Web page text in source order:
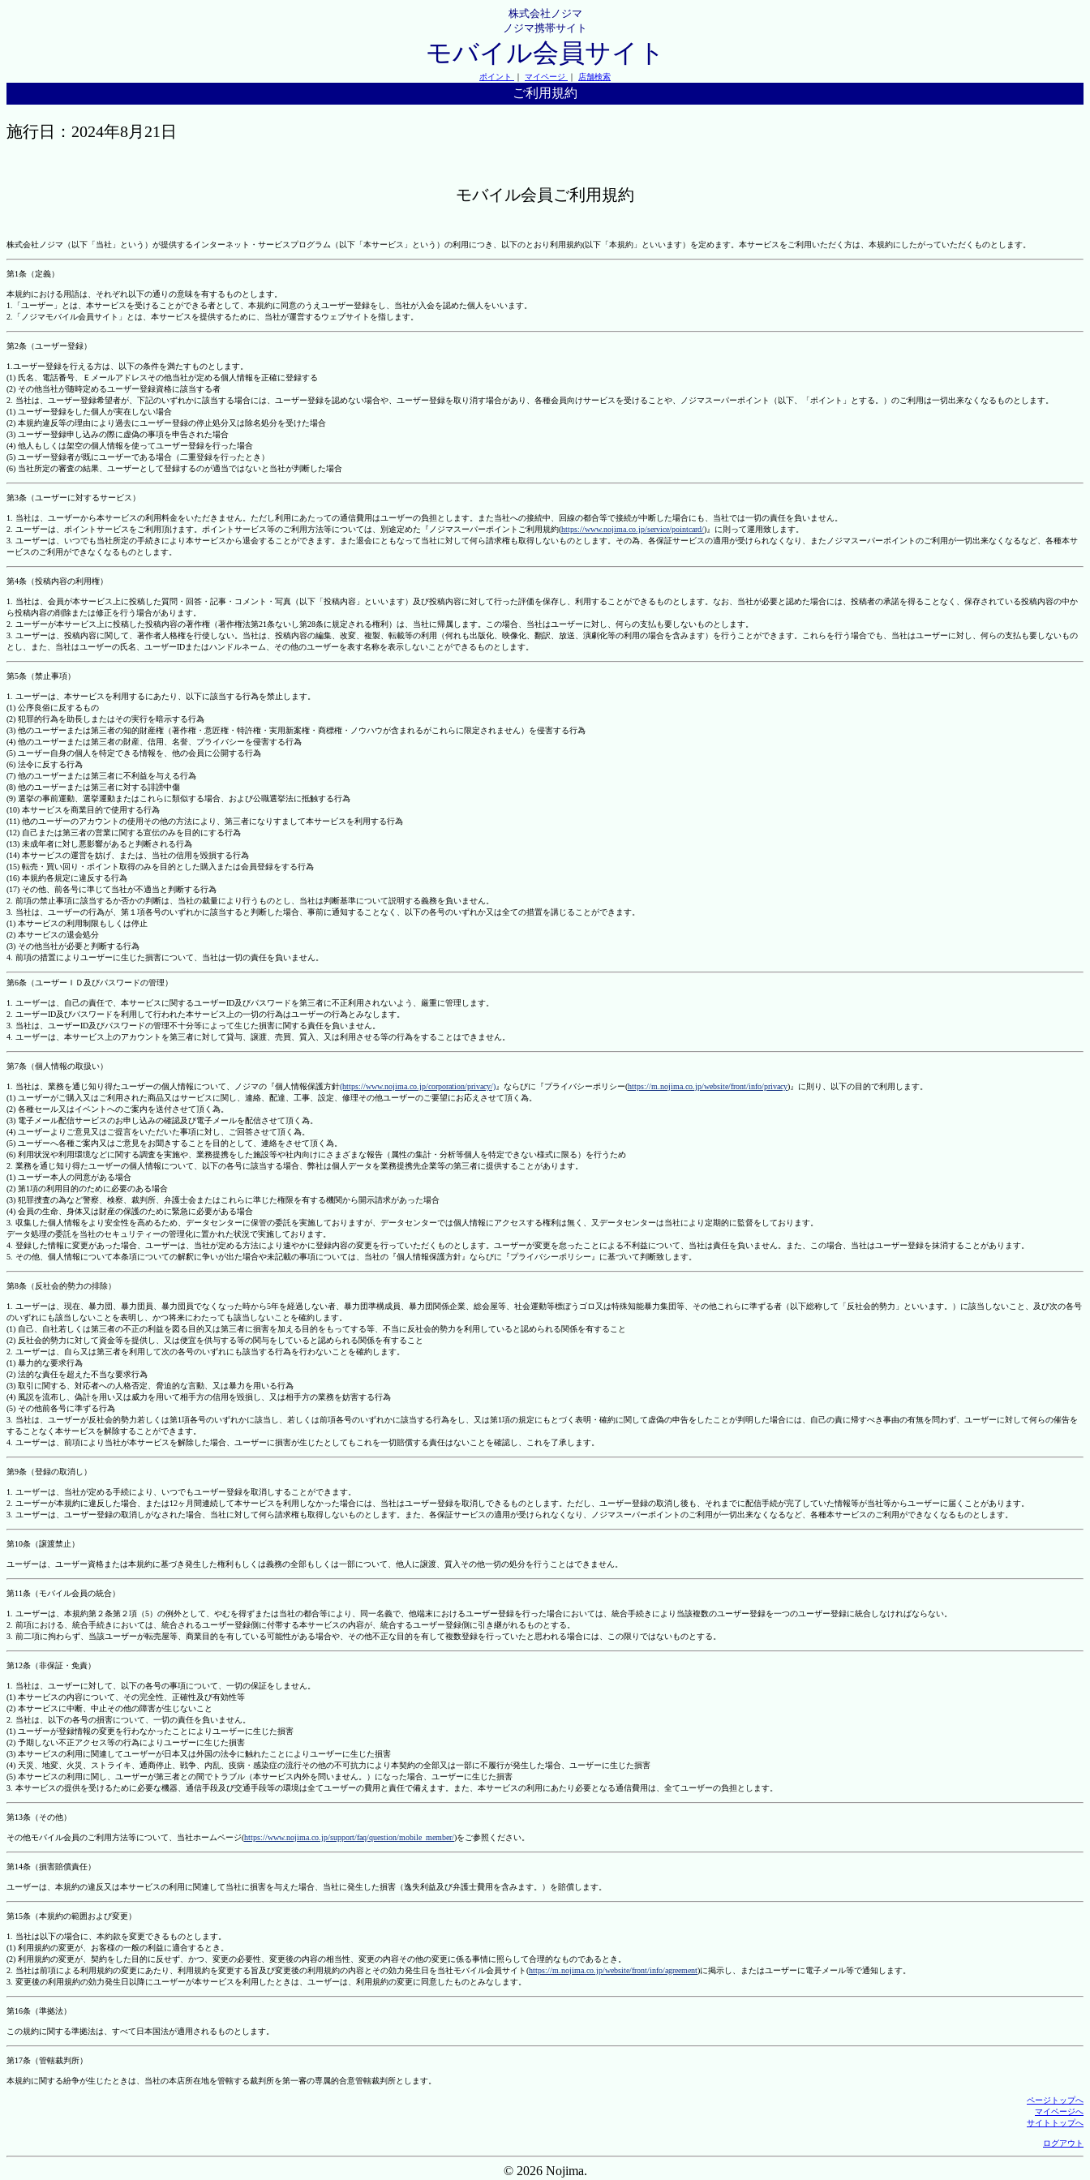
株式会社ノジマ
ノジマ携帯サイト
モバイル会員サイト
ポイント ｜ マイページ ｜ 店舗検索
ご利用規約
施行日：2024年8月21日
モバイル会員ご利用規約
株式会社ノジマ（以下「当社」という）が提供するインターネット・サービスプログラム（以下「本サービス」という）の利用につき、以下のとおり利用規約(以下「本規約」といいます）を定めます。本サービスをご利用いただく方は、本規約にしたがっていただくものとします。
第1条（定義）
本規約における用語は、それぞれ以下の通りの意味を有するものとします。
1.「ユーザー」とは、本サービスを受けることができる者として、本規約に同意のうえユーザー登録をし、当社が入会を認めた個人をいいます。
2.「ノジマモバイル会員サイト」とは、本サービスを提供するために、当社が運営するウェブサイトを指します。
第2条（ユーザー登録）
1.ユーザー登録を行える方は、以下の条件を満たすものとします。
(1) 氏名、電話番号、Ｅメールアドレスその他当社が定める個人情報を正確に登録する
(2) その他当社が随時定めるユーザー登録資格に該当する者
2. 当社は、ユーザー登録希望者が、下記のいずれかに該当する場合には、ユーザー登録を認めない場合や、ユーザー登録を取り消す場合があり、各種会員向けサービスを受けることや、ノジマスーパーポイント（以下、「ポイント」とする。）のご利用は一切出来なくなるものとします。
(1) ユーザー登録をした個人が実在しない場合
(2) 本規約違反等の理由により過去にユーザー登録の停止処分又は除名処分を受けた場合
(3) ユーザー登録申し込みの際に虚偽の事項を申告された場合
(4) 他人もしくは架空の個人情報を使ってユーザー登録を行った場合
(5) ユーザー登録者が既にユーザーである場合（二重登録を行ったとき）
(6) 当社所定の審査の結果、ユーザーとして登録するのが適当ではないと当社が判断した場合
第3条（ユーザーに対するサービス）
1. 当社は、ユーザーから本サービスの利用料金をいただきません。ただし利用にあたっての通信費用はユーザーの負担とします。また当社への接続中、回線の都合等で接続が中断した場合にも、当社では一切の責任を負いません。
2. ユーザーは、ポイントサービスをご利用頂けます。ポイントサービス等のご利用方法等については、別途定めた『ノジマスーパーポイントご利用規約(https://www.nojima.co.jp/service/pointcard/)』に則って運用致します。
3. ユーザーは、いつでも当社所定の手続きにより本サービスから退会することができます。また退会にともなって当社に対して何ら請求権も取得しないものとします。その為、各保証サービスの適用が受けられなくなり、またノジマスーパーポイントのご利用が一切出来なくなるなど、各種本サ
ービスのご利用ができなくなるものとします。
第4条（投稿内容の利用権）
1. 当社は、会員が本サービス上に投稿した質問・回答・記事・コメント・写真（以下「投稿内容」といいます）及び投稿内容に対して行った評価を保存し、利用することができるものとします。なお、当社が必要と認めた場合には、投稿者の承諾を得ることなく、保存されている投稿内容の中か
ら投稿内容の削除または修正を行う場合があります。
2. ユーザーが本サービス上に投稿した投稿内容の著作権（著作権法第21条ないし第28条に規定される権利）は、当社に帰属します。この場合、当社はユーザーに対し、何らの支払も要しないものとします。
3. ユーザーは、投稿内容に関して、著作者人格権を行使しない。当社は、投稿内容の編集、改変、複製、転載等の利用（何れも出版化、映像化、翻訳、放送、演劇化等の利用の場合を含みます）を行うことができます。これらを行う場合でも、当社はユーザーに対し、何らの支払も要しないもの
とし、また、当社はユーザーの氏名、ユーザーIDまたはハンドルネーム、その他のユーザーを表す名称を表示しないことができるものとします。
第5条（禁止事項）
1. ユーザーは、本サービスを利用するにあたり、以下に該当する行為を禁止します。
(1) 公序良俗に反するもの
(2) 犯罪的行為を助長しまたはその実行を暗示する行為
(3) 他のユーザーまたは第三者の知的財産権（著作権・意匠権・特許権・実用新案権・商標権・ノウハウが含まれるがこれらに限定されません）を侵害する行為
(4) 他のユーザーまたは第三者の財産、信用、名誉、プライバシーを侵害する行為
(5) ユーザー自身の個人を特定できる情報を、他の会員に公開する行為
(6) 法令に反する行為
(7) 他のユーザーまたは第三者に不利益を与える行為
(8) 他のユーザーまたは第三者に対する誹謗中傷
(9) 選挙の事前運動、選挙運動またはこれらに類似する場合、および公職選挙法に抵触する行為
(10) 本サービスを商業目的で使用する行為
(11) 他のユーザーのアカウントの使用その他の方法により、第三者になりすまして本サービスを利用する行為
(12) 自己または第三者の営業に関する宣伝のみを目的にする行為
(13) 未成年者に対し悪影響があると判断される行為
(14) 本サービスの運営を妨げ、または、当社の信用を毀損する行為
(15) 転売・買い回り・ポイント取得のみを目的とした購入または会員登録をする行為
(16) 本規約各規定に違反する行為
(17) その他、前各号に準じて当社が不適当と判断する行為
2. 前項の禁止事項に該当するか否かの判断は、当社の裁量により行うものとし、当社は判断基準について説明する義務を負いません。
3. 当社は、ユーザーの行為が、第１項各号のいずれかに該当すると判断した場合、事前に通知することなく、以下の各号のいずれか又は全ての措置を講じることができます。
(1) 本サービスの利用制限もしくは停止
(2) 本サービスの退会処分
(3) その他当社が必要と判断する行為
4. 前項の措置によりユーザーに生じた損害について、当社は一切の責任を負いません。
第6条（ユーザーＩＤ及びパスワードの管理）
1. ユーザーは、自己の責任で、本サービスに関するユーザーID及びパスワードを第三者に不正利用されないよう、厳重に管理します。
2. ユーザーID及びパスワードを利用して行われた本サービス上の一切の行為はユーザーの行為とみなします。
3. 当社は、ユーザーID及びパスワードの管理不十分等によって生じた損害に関する責任を負いません。
4. ユーザーは、本サービス上のアカウントを第三者に対して貸与、譲渡、売買、質入、又は利用させる等の行為をすることはできません。
第7条（個人情報の取扱い）
1. 当社は、業務を通じ知り得たユーザーの個人情報について、ノジマの『個人情報保護方針(https://www.nojima.co.jp/corporation/privacy/)』ならびに『プライバシーポリシー(https://m.nojima.co.jp/website/front/info/privacy)』に則り、以下の目的で利用します。
(1) ユーザーがご購入又はご利用された商品又はサービスに関し、連絡、配達、工事、設定、修理その他ユーザーのご要望にお応えさせて頂く為。
(2) 各種セール又はイベントへのご案内を送付させて頂く為。
(3) 電子メール配信サービスのお申し込みの確認及び電子メールを配信させて頂く為。
(4) ユーザーよりご意見又はご提言をいただいた事項に対し、ご回答させて頂く為。
(5) ユーザーへ各種ご案内又はご意見をお聞きすることを目的として、連絡をさせて頂く為。
(6) 利用状況や利用環境などに関する調査を実施や、業務提携をした施設等や社内向けにさまざまな報告（属性の集計・分析等個人を特定できない様式に限る）を行うため
2. 業務を通じ知り得たユーザーの個人情報について、以下の各号に該当する場合、弊社は個人データを業務提携先企業等の第三者に提供することがあります。
(1) ユーザー本人の同意がある場合
(2) 第1項の利用目的のために必要のある場合
(3) 犯罪捜査の為など警察、検察、裁判所、弁護士会またはこれらに準じた権限を有する機関から開示請求があった場合
(4) 会員の生命、身体又は財産の保護のために緊急に必要がある場合
3. 収集した個人情報をより安全性を高めるため、データセンターに保管の委託を実施しておりますが、データセンターでは個人情報にアクセスする権利は無く、又データセンターは当社により定期的に監督をしております。
データ処理の委託を当社のセキュリティーの管理化に置かれた状況で実施しております。
4. 登録した情報に変更があった場合、ユーザーは、当社が定める方法により速やかに登録内容の変更を行っていただくものとします。ユーザーが変更を怠ったことによる不利益について、当社は責任を負いません。また、この場合、当社はユーザー登録を抹消することがあります。
5. その他、個人情報について本条項についての解釈に争いが出た場合や未記載の事項については、当社の『個人情報保護方針』ならびに『プライバシーポリシー』に基づいて判断致します。
第8条（反社会的勢力の排除）
1. ユーザーは、現在、暴力団、暴力団員、暴力団員でなくなった時から5年を経過しない者、暴力団準構成員、暴力団関係企業、総会屋等、社会運動等標ぼうゴロ又は特殊知能暴力集団等、その他これらに準ずる者（以下総称して「反社会的勢力」といいます。）に該当しないこと、及び次の各号
のいずれにも該当しないことを表明し、かつ将来にわたっても該当しないことを確約します。
(1) 自己、自社若しくは第三者の不正の利益を図る目的又は第三者に損害を加える目的をもってする等、不当に反社会的勢力を利用していると認められる関係を有すること
(2) 反社会的勢力に対して資金等を提供し、又は便宜を供与する等の関与をしていると認められる関係を有すること
2. ユーザーは、自ら又は第三者を利用して次の各号のいずれにも該当する行為を行わないことを確約します。
(1) 暴力的な要求行為
(2) 法的な責任を超えた不当な要求行為
(3) 取引に関する、対応者への人格否定、脅迫的な言動、又は暴力を用いる行為
(4) 風説を流布し、偽計を用い又は威力を用いて相手方の信用を毀損し、又は相手方の業務を妨害する行為
(5) その他前各号に準ずる行為
3. 当社は、ユーザーが反社会的勢力若しくは第1項各号のいずれかに該当し、若しくは前項各号のいずれかに該当する行為をし、又は第1項の規定にもとづく表明・確約に関して虚偽の申告をしたことが判明した場合には、自己の責に帰すべき事由の有無を問わず、ユーザーに対して何らの催告を
することなく本サービスを解除することができます。
4. ユーザーは、前項により当社が本サービスを解除した場合、ユーザーに損害が生じたとしてもこれを一切賠償する責任はないことを確認し、これを了承します。
第9条（登録の取消し）
1. ユーザーは、当社が定める手続により、いつでもユーザー登録を取消しすることができます。
2. ユーザーが本規約に違反した場合、または12ヶ月間連続して本サービスを利用しなかった場合には、当社はユーザー登録を取消しできるものとします。ただし、ユーザー登録の取消し後も、それまでに配信手続が完了していた情報等が当社等からユーザーに届くことがあります。
3. ユーザーは、ユーザー登録の取消しがなされた場合、当社に対して何ら請求権も取得しないものとします。また、各保証サービスの適用が受けられなくなり、ノジマスーパーポイントのご利用が一切出来なくなるなど、各種本サービスのご利用ができなくなるものとします。
第10条（譲渡禁止）
ユーザーは、ユーザー資格または本規約に基づき発生した権利もしくは義務の全部もしくは一部について、他人に譲渡、質入その他一切の処分を行うことはできません。
第11条（モバイル会員の統合）
1. ユーザーは、本規約第２条第２項（5）の例外として、やむを得ずまたは当社の都合等により、同一名義で、他端末におけるユーザー登録を行った場合においては、統合手続きにより当該複数のユーザー登録を一つのユーザー登録に統合しなければならない。
2. 前項における、統合手続きにおいては、統合されるユーザー登録側に付帯する本サービスの内容が、統合するユーザー登録側に引き継がれるものとする。
3. 前二項に拘わらず、当該ユーザーが転売屋等、商業目的を有している可能性がある場合や、その他不正な目的を有して複数登録を行っていたと思われる場合には、この限りではないものとする。
第12条（非保証・免責）
1. 当社は、ユーザーに対して、以下の各号の事項について、一切の保証をしません。
(1) 本サービスの内容について、その完全性、正確性及び有効性等
(2) 本サービスに中断、中止その他の障害が生じないこと
2. 当社は、以下の各号の損害について、一切の責任を負いません。
(1) ユーザーが登録情報の変更を行わなかったことによりユーザーに生じた損害
(2) 予期しない不正アクセス等の行為によりユーザーに生じた損害
(3) 本サービスの利用に関連してユーザーが日本又は外国の法令に触れたことによりユーザーに生じた損害
(4) 天災、地変、火災、ストライキ、通商停止、戦争、内乱、疫病・感染症の流行その他の不可抗力により本契約の全部又は一部に不履行が発生した場合、ユーザーに生じた損害
(5) 本サービスの利用に関し、ユーザーが第三者との間でトラブル（本サービス内外を問いません。）になった場合、ユーザーに生じた損害
3. 本サービスの提供を受けるために必要な機器、通信手段及び交通手段等の環境は全てユーザーの費用と責任で備えます。また、本サービスの利用にあたり必要となる通信費用は、全てユーザーの負担とします。
第13条（その他）
その他モバイル会員のご利用方法等について、当社ホームページ(https://www.nojima.co.jp/support/faq/question/mobile_member/)をご参照ください。
第14条（損害賠償責任）
ユーザーは、本規約の違反又は本サービスの利用に関連して当社に損害を与えた場合、当社に発生した損害（逸失利益及び弁護士費用を含みます。）を賠償します。
第15条（本規約の範囲および変更）
1. 当社は以下の場合に、本約款を変更できるものとします。
(1) 利用規約の変更が、お客様の一般の利益に適合するとき。
(2) 利用規約の変更が、契約をした目的に反せず、かつ、変更の必要性、変更後の内容の相当性、変更の内容その他の変更に係る事情に照らして合理的なものであるとき。
2. 当社は前項による利用規約の変更にあたり、利用規約を変更する旨及び変更後の利用規約の内容とその効力発生日を当社モバイル会員サイト(https://m.nojima.co.jp/website/front/info/agreement)に掲示し、またはユーザーに電子メール等で通知します。
3. 変更後の利用規約の効力発生日以降にユーザーが本サービスを利用したときは、ユーザーは、利用規約の変更に同意したものとみなします。
第16条（準拠法）
この規約に関する準拠法は、すべて日本国法が適用されるものとします。
第17条（管轄裁判所）
本規約に関する紛争が生じたときは、当社の本店所在地を管轄する裁判所を第一審の専属的合意管轄裁判所とします。
ページトップへ
マイページへ
サイトトップへ
ログアウト
© 2026 Nojima.